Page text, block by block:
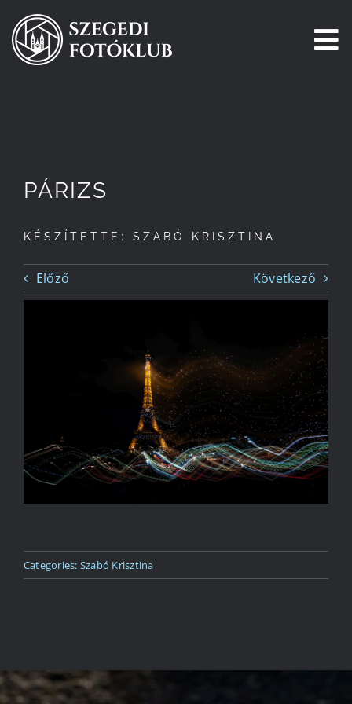
Kihagyás
Pályázatok
Tagjaink
Csatlakozz!
PÁRIZS
KÉSZÍTETTE: SZABÓ KRISZTINA
Előző Következő
Categories: Szabó Krisztina